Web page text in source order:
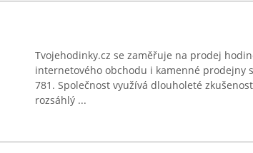
Tvojehodinky.cz se zaměřuje na prodej
internetového obchodu i kamenné prodejny
781. Společnost využívá dlouholeté
rozsáhlý ...